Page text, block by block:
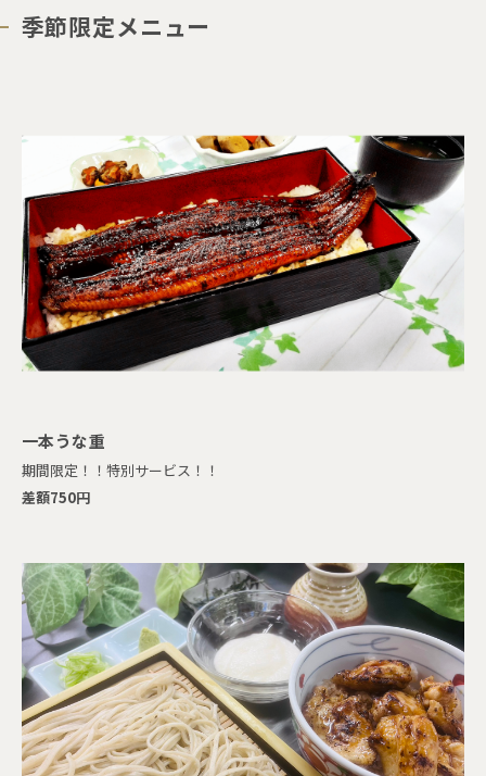
季節限定メニュー
一本うな重
期間限定！！特別サービス！！
差額750円